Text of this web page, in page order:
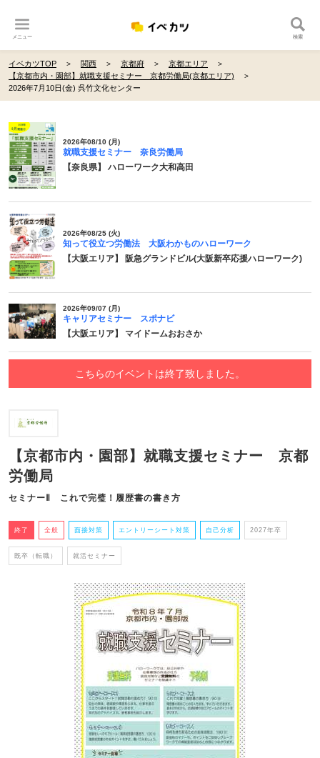
メニュー 検索
イベカツTOP 関西 京都府
京都エリア
【京都市内・園部】就職支援セミナー 京都労働局(京都エリア)
2026年7月10日(金) 呉竹文化センター
2026年08/10 (月)
就職支援セミナー 奈良労働局
【奈良県】 ハローワーク大和高田
2026年08/25 (火)
知って役立つ労働法 大阪わかものハローワーク
【大阪エリア】 阪急グランドビル(大阪新卒応援ハローワーク)
2026年09/07 (月)
キャリアセミナー スポナビ
【大阪エリア】 マイドームおおさか
こちらのイベントは終了致しました。
【京都市内・園部】就職支援セミナー 京都
労働局
セミナーⅡ これで完璧！履歴書の書き方
終了 全般 面接対策 エントリーシート対策 自己分析 2027年卒
既卒（転職） 就活セミナー